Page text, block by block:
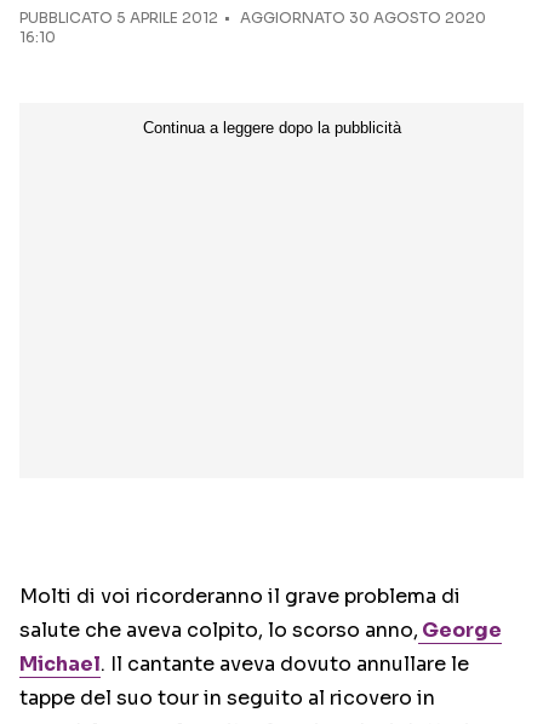
PUBBLICATO 5 APRILE 2012
AGGIORNATO 30 AGOSTO 2020
16:10
Molti di voi ricorderanno il grave problema di
salute che aveva colpito, lo scorso anno, George
Michael. Il cantante aveva dovuto annullare le
tappe del suo tour in seguito al ricovero in